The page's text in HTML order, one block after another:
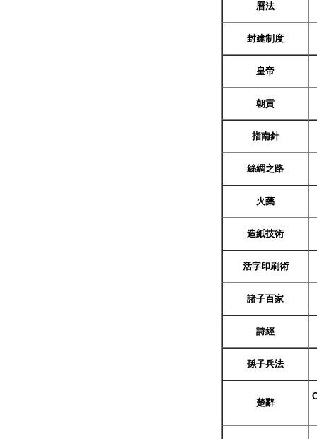
曆法
封建制度
皇帝
朝貢
指南針
絲綢之路
火藥
造紙技術
活字印刷術
諸子百家
詩經
孫子兵法
楚辭